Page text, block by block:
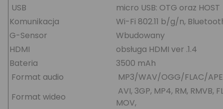
USB
micro USB: OTG oraz HOST
Komunikacja
Wi-Fi 802.11 b/g/n,
G-Sensor
Wbudowany
HDMI
obsługa HDMI ver .1.4
Bateria
3500 mAh
Format audio
MP3/WAV/OGG/FLAC/
Format wideo
AVI, 3GP, MP4, RM, RMVB,
MOV,